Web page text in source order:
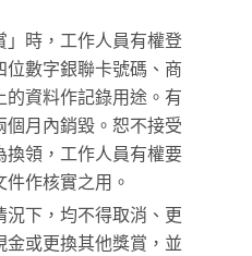
時，工作人員有權登
數字銀聯卡號碼、商
資料作記錄用途。有
月內銷毀。恕不接受
領，工作人員有權要
作核實之用。
下，均不得取消、更
或更換其他獎賞，並